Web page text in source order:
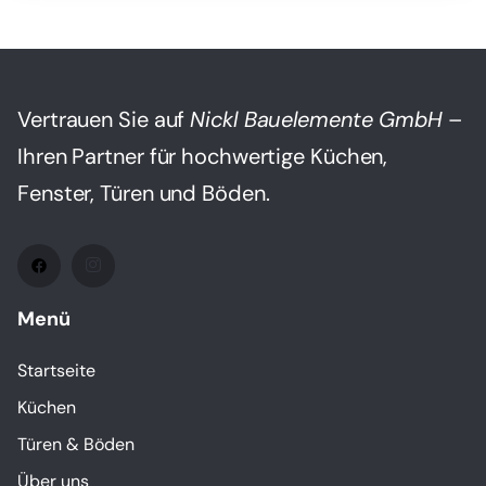
Vertrauen Sie aufNickl Bauelemente GmbH –
Ihren Partner für hochwertige Küchen,
Fenster, Türen und Böden.
Menü
Startseite
Küchen
Türen & Böden
Über uns